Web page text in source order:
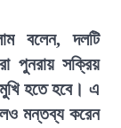
বলেন, দলটি
পুনরায় সক্রিয়
হতে হবে। এ
মন্তব্য করেন